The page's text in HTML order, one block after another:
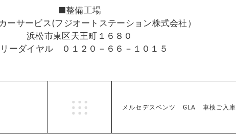
■整備工場
ーサービス(フジオートステーション株式会社）
浜松市東区天王町１６８０
ーダイヤル ０１２０－６６－１０１５
メルセデスベンツ GLA 車検ご入庫